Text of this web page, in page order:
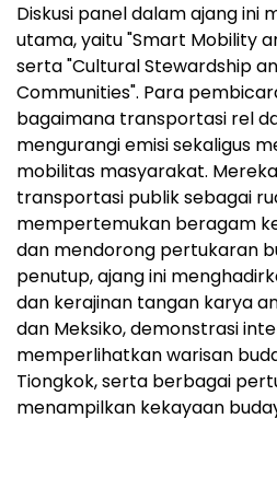
Diskusi panel dalam ajang ini
utama, yaitu "Smart Mobility
serta "Cultural Stewardship
Communities". Para
bagaimana transportasi rel
mengurangi emisi sekaligus
mobilitas masyarakat.
transportasi publik sebagai
mempertemukan beragam
dan mendorong pertukaran
penutup, ajang ini
dan kerajinan tangan karya
dan Meksiko, demonstrasi
memperlihatkan warisan
Tiongkok, serta berbagai
menampilkan kekayaan